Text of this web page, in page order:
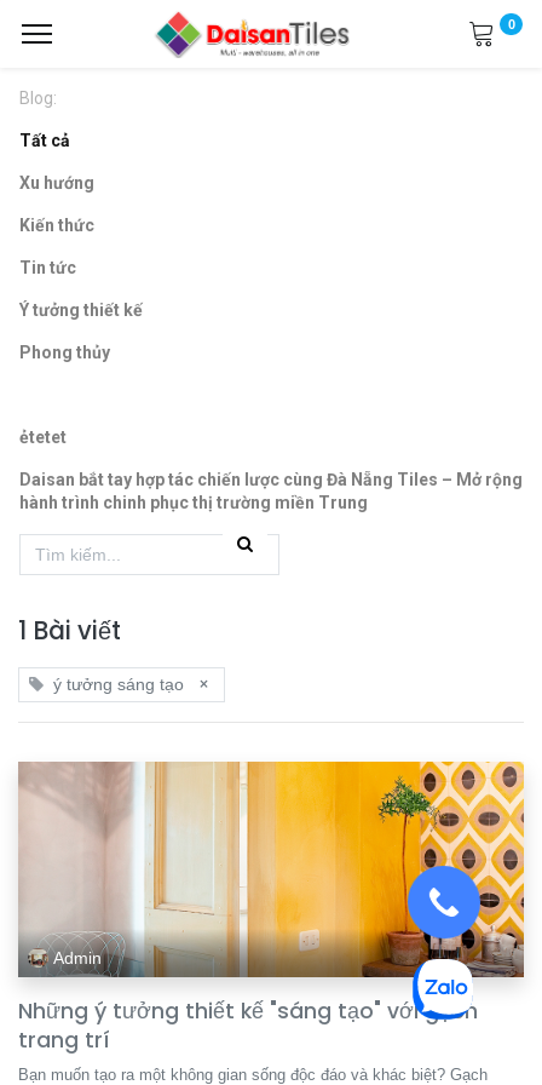
0
Blog:
Tất cả
Xu hướng
Kiến thức
Tin tức
Ý tưởng thiết kế
Phong thủy
ẻtetet
Daisan bắt tay hợp tác chiến lược cùng Đà Nẵng Tiles – Mở rộng
hành trình chinh phục thị trường miền Trung
1 Bài viết
ý tưởng sáng tạo ×
Admin
Những ý tưởng thiết kế "sáng tạo" với gạch
trang trí
Bạn muốn tạo ra một không gian sống độc đáo và khác biệt? Gạch